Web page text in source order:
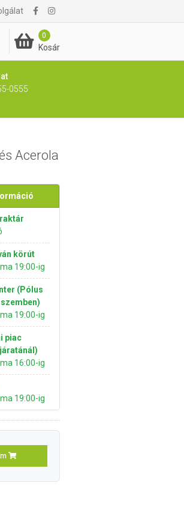
0
Kosár
0555
Kosárba rakom
Acerola
körút
19:00-ig
(Pólus
19:00-ig
piac
16:00-ig
19:00-ig